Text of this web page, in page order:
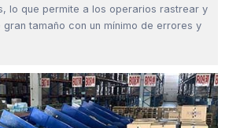
lo que permite a los operarios rastrear y
tamaño con un mínimo de errores y